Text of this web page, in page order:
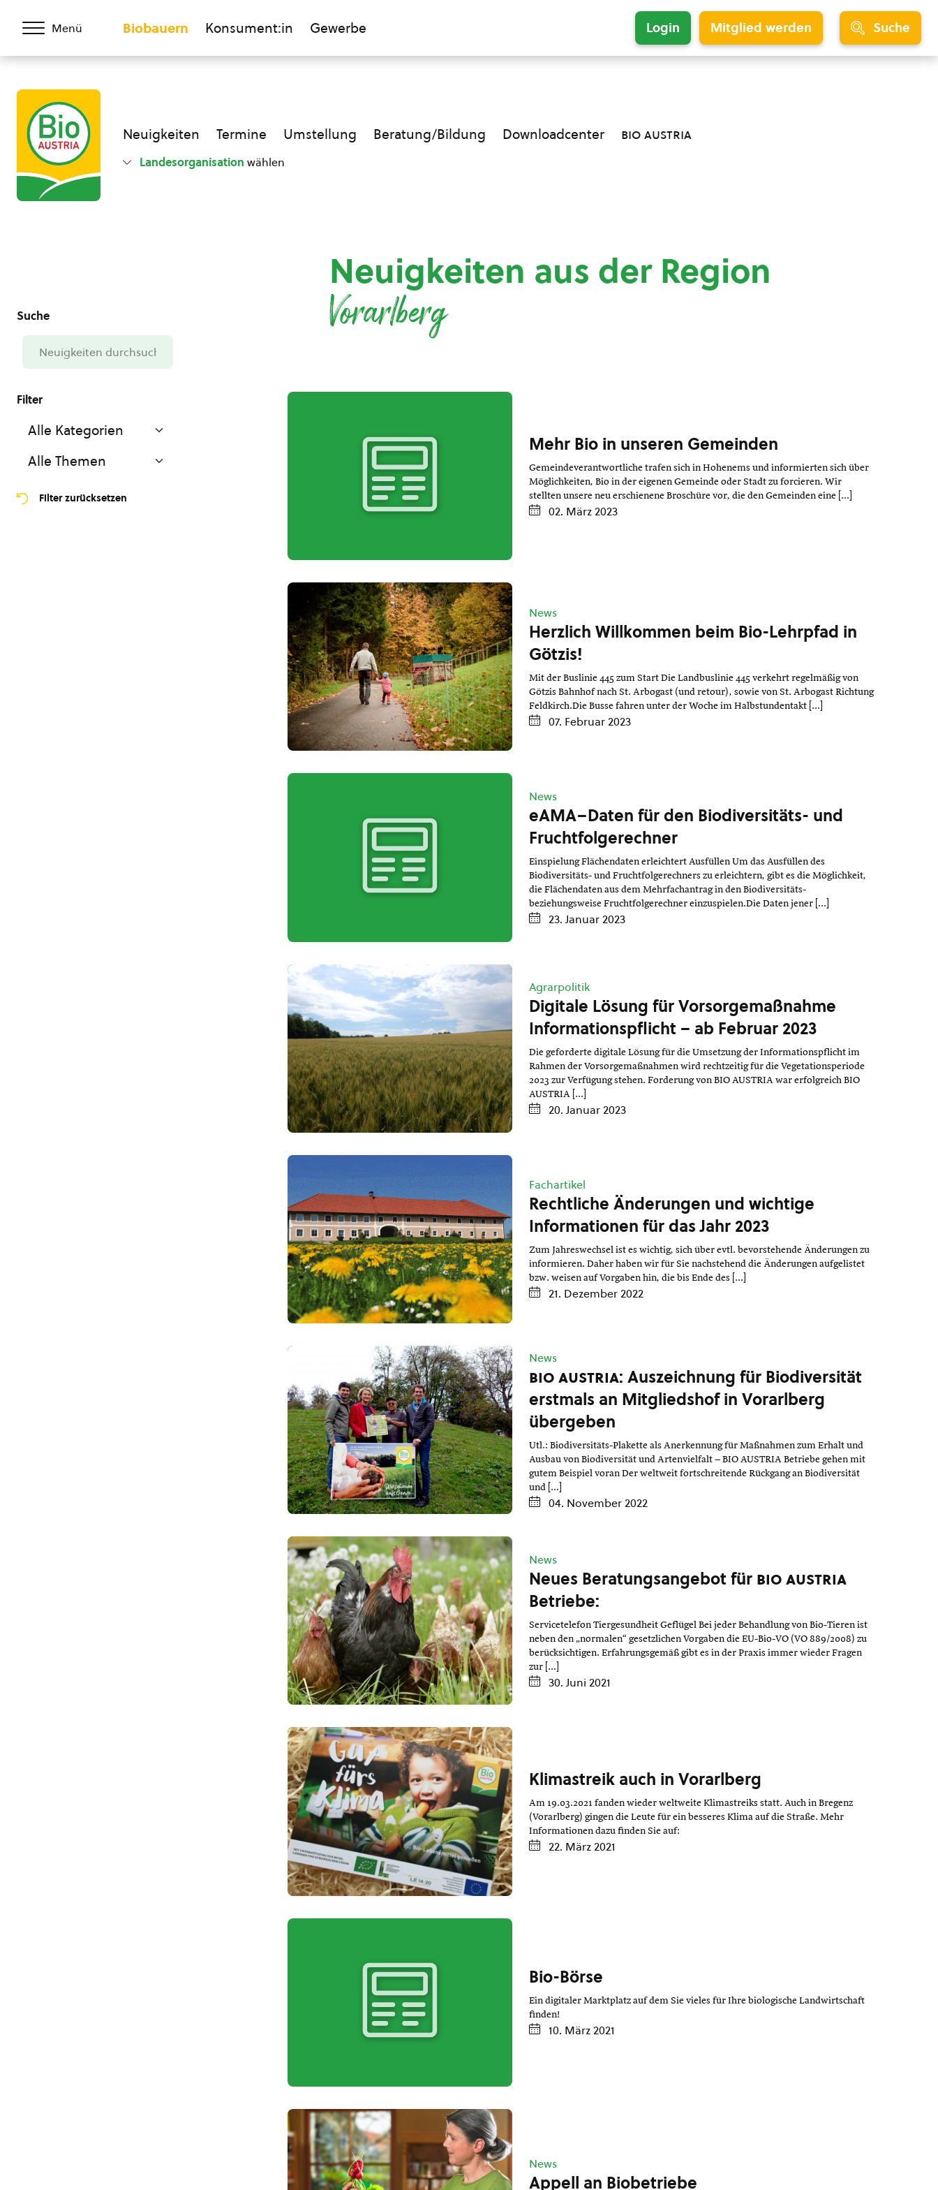
Menü Biobauern Konsument:in Gewerbe Login Mitglied werden Suche
Neuigkeiten Termine Umstellung Beratung/Bildung Downloadcenter bio austria
Landesorganisation wählen
Neuigkeiten aus der Region
Vorarlberg
Mehr Bio in unseren Gemeinden
Gemeindeverantwortliche trafen sich in Hohenems und informierten sich über
Möglichkeiten, Bio in der eigenen Gemeinde oder Stadt zu forcieren. Wir
stellten unsere neu erschienene Broschüre vor, die den Gemeinden eine […]
02. März 2023
News
Herzlich Willkommen beim Bio-Lehrpfad in
Götzis!
Mit der Buslinie 445 zum Start Die Landbuslinie 445 verkehrt regelmäßig von
Götzis Bahnhof nach St. Arbogast (und retour), sowie von St. Arbogast Richtung
Feldkirch.Die Busse fahren unter der Woche im Halbstundentakt […]
07. Februar 2023
News
eAMA–Daten für den Biodiversitäts- und
Fruchtfolgerechner
Einspielung Flächendaten erleichtert Ausfüllen Um das Ausfüllen des
Biodiversitäts- und Fruchtfolgerechners zu erleichtern, gibt es die Möglichkeit,
die Flächendaten aus dem Mehrfachantrag in den Biodiversitäts-
beziehungsweise Fruchtfolgerechner einzuspielen.Die Daten jener […]
23. Januar 2023
Agrarpolitik
Digitale Lösung für Vorsorgemaßnahme
Informationspflicht – ab Februar 2023
Die geforderte digitale Lösung für die Umsetzung der Informationspflicht im
Rahmen der Vorsorgemaßnahmen wird rechtzeitig für die Vegetationsperiode
2023 zur Verfügung stehen. Forderung von BIO AUSTRIA war erfolgreich BIO
AUSTRIA […]
20. Januar 2023
Fachartikel
Rechtliche Änderungen und wichtige
Informationen für das Jahr 2023
Zum Jahreswechsel ist es wichtig, sich über evtl. bevorstehende Änderungen zu
informieren. Daher haben wir für Sie nachstehend die Änderungen aufgelistet
bzw. weisen auf Vorgaben hin, die bis Ende des […]
21. Dezember 2022
News
bio austria: Auszeichnung für Biodiversität
erstmals an Mitgliedshof in Vorarlberg
übergeben
Utl.: Biodiversitäts-Plakette als Anerkennung für Maßnahmen zum Erhalt und
Ausbau von Biodiversität und Artenvielfalt – BIO AUSTRIA Betriebe gehen mit
gutem Beispiel voran Der weltweit fortschreitende Rückgang an Biodiversität
und […]
04. November 2022
News
Neues Beratungsangebot für bio austria
Betriebe:
Servicetelefon Tiergesundheit Geflügel Bei jeder Behandlung von Bio-Tieren ist
neben den „normalen“ gesetzlichen Vorgaben die EU-Bio-VO (VO 889/2008) zu
berücksichtigen. Erfahrungsgemäß gibt es in der Praxis immer wieder Fragen
zur […]
30. Juni 2021
Klimastreik auch in Vorarlberg
Am 19.03.2021 fanden wieder weltweite Klimastreiks statt. Auch in Bregenz
(Vorarlberg) gingen die Leute für ein besseres Klima auf die Straße. Mehr
Informationen dazu finden Sie auf:
22. März 2021
Bio-Börse
Ein digitaler Marktplatz auf dem Sie vieles für Ihre biologische Landwirtschaft
finden!
10. März 2021
News
Appell an Biobetriebe
Filter zurücksetzen